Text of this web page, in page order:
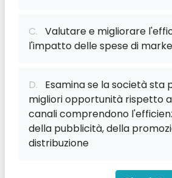
C. Valutare e migliorare
l'impatto delle spese di
D. Esamina se la società sta
migliori opportunità rispetto
canali comprendono
della pubblicità, della
distribuzione